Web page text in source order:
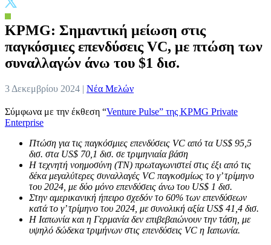
KPMG: Σημαντική μείωση στις
παγκόσμιες επενδύσεις VC, με πτώση των
συναλλαγών άνω του $1 δισ.
3 Δεκεμβρίου 2024 | Νέα Μελών
Σύμφωνα με την έκθεση “Venture Pulse” της KPMG Private
Enterprise
Πτώση για τις παγκόσμιες επενδύσεις VC από τα US$ 95,5
δισ. στα US$ 70,1 δισ. σε τριμηνιαία βάση
Η τεχνητή νοημοσύνη (TN) πρωταγωνιστεί στις έξι από τις
δέκα μεγαλύτερες συναλλαγές VC παγκοσμίως το γ’ τρίμηνο
του 2024, με δύο μόνο επενδύσεις άνω του US$ 1 δισ.
Στην αμερικανική ήπειρο σχεδόν το 60% των επενδύσεων
κατά το γ’ τρίμηνο του 2024, με συνολική αξία US$ 41,4 δισ.
Η Ιαπωνία και η Γερμανία δεν επιβεβαιώνουν την τάση, με
υψηλό δώδεκα τριμήνων στις επενδύσεις VC η Ιαπωνία.